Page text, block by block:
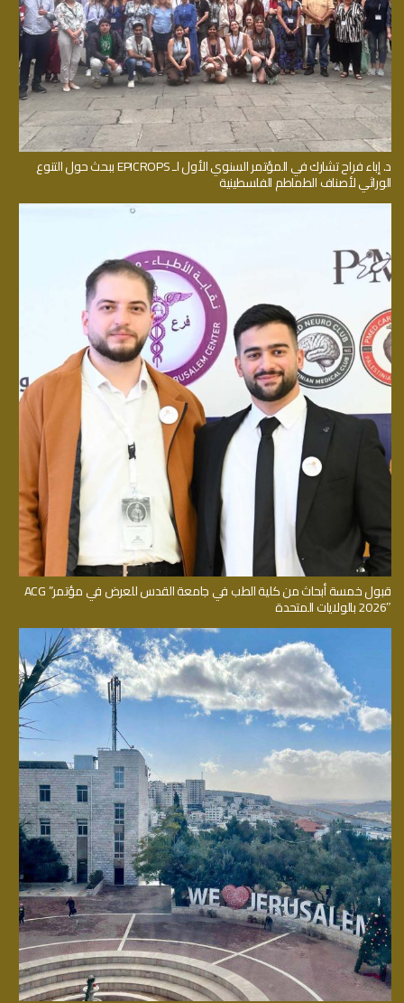
د. إباء فراح تشارك في المؤتمر السنوي الأول لـ EPICROPS ببحث حول التنوع
الوراثي لأصناف الطماطم الفلسطينية
قبول خمسة أبحاث من كلية الطب في جامعة القدس للعرض في مؤتمر” ACG
2026″ بالولايات المتحدة